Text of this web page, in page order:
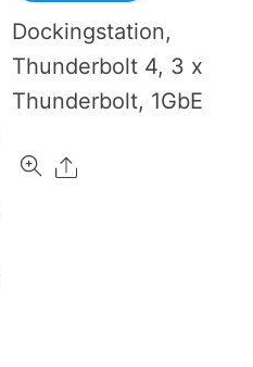
Dockingstation,
Thunderbolt 4, 3 x
Thunderbolt, 1GbE
Share